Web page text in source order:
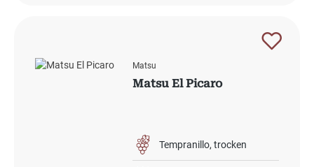
Matsu
Matsu El Picaro
Tempranillo trocken